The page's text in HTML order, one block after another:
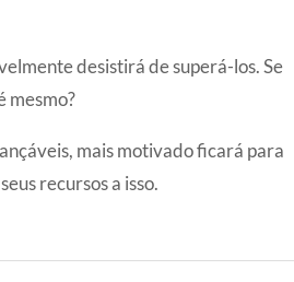
desistirá de superá-los. Se
mesmo?
mais motivado ficará para
recursos a isso.